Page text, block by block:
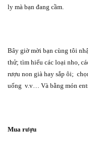
ly mà bạn đang cầm.
Bây giờ mời bạn cùng tôi
thử; tìm hiểu các loại nho,
rượu non già hay sắp ôi;
uống v.v… Và bằng món
Mua rượu